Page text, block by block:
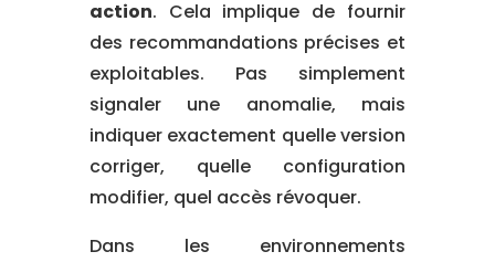
action. Cela implique de fournir
des recommandations précises et
exploitables. Pas simplement
signaler une anomalie, mais
indiquer exactement quelle version
corriger, quelle configuration
modifier, quel accès révoquer.
Dans les environnements